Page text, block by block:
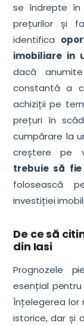
se îndrepte în
prețurilor și
identifica
imobiliare in
dacă
constantă a
achiziții pe
prețuri în
cumpărare la
creștere pe
trebuie să
folosească
investiției
De ce să
din Iasi
Prognozele
esențial
Înțelegerea
istorice, dar și